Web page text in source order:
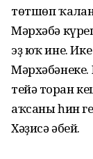
төтшөп
Мәрхәбә
эҙ юҡ ине.
Мәрхәбәнеке.
тейә торған
аҡсаны һин
Хәҙисә әбей.